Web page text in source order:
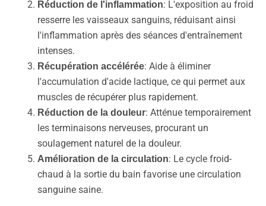
Réduction de l'inflammation: L'exposition au froid
resserre les vaisseaux sanguins, réduisant ainsi
l'inflammation après des séances d'entraînement
intenses.
Récupération accélérée: Aide à éliminer
l'accumulation d'acide lactique, ce qui permet aux
muscles de récupérer plus rapidement.
Réduction de la douleur: Atténue temporairement
les terminaisons nerveuses, procurant un
soulagement naturel de la douleur.
Amélioration de la circulation: Le cycle froid-
chaud à la sortie du bain favorise une circulation
sanguine saine.